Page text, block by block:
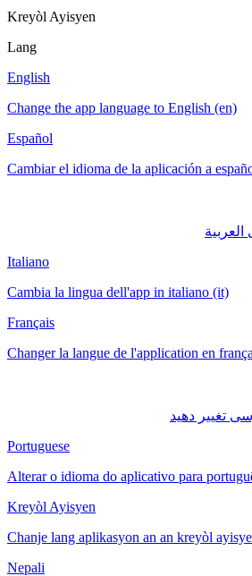
Kreyòl Ayisyen
Lang
English
Change the app language to English (en)
Español
Cambiar el idioma de la aplicación a
Italiano
Cambia la lingua dell'app in italiano (it)
Français
Changer la langue de l'application en
Portuguese
Alterar o idioma do aplicativo para
Kreyòl Ayisyen
Chanje lang aplikasyon an an kreyòl
Nepali